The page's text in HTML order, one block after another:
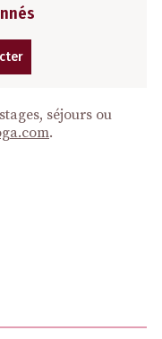
séjours ou
.